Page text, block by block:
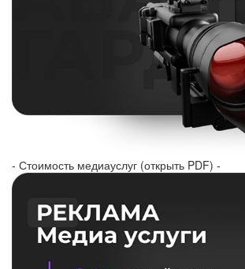
- Стоимость медиауслуг (открыть PDF) -